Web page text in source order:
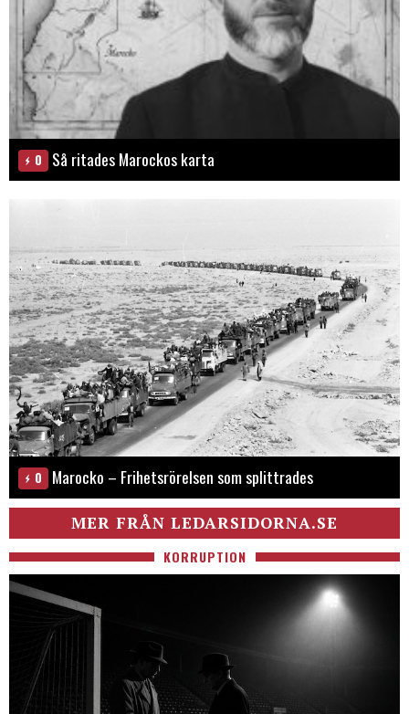
0 Så ritades Marockos karta
0 Marocko – Frihetsrörelsen som splittrades
MER FRÅN LEDARSIDORNA.SE
KORRUPTION